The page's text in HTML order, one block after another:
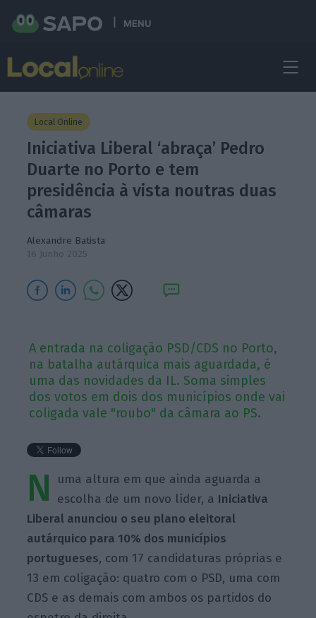
MENU
Local Online
Iniciativa Liberal ‘abraça’ Pedro
Duarte no Porto e tem
presidência à vista noutras duas
câmaras
Alexandre Batista
16 Junho 2025
A entrada na coligação PSD/CDS no Porto,
na batalha autárquica mais aguardada, é
uma das novidades da IL. Soma simples
dos votos em dois dos municípios onde vai
coligada vale "roubo" da câmara ao PS.
N
uma altura em que ainda aguarda a
escolha de um novo líder, a Iniciativa
Liberal anunciou o seu plano eleitoral
autárquico para 10% dos municípios
portugueses, com 17 candidaturas próprias e
13 em coligação: quatro com o PSD, uma com
CDS e as demais com ambos os partidos do